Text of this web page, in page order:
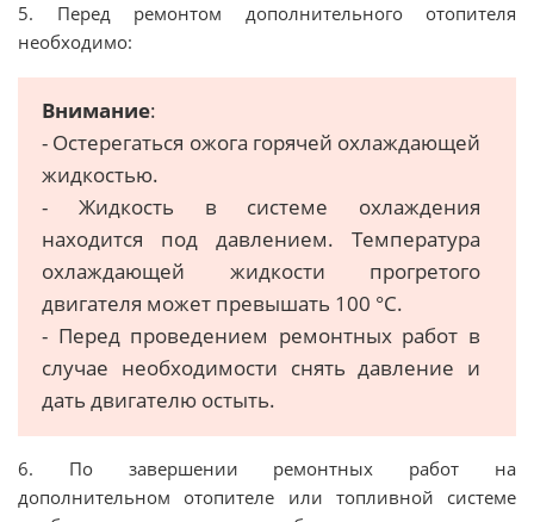
5. Перед ремонтом дополнительного отопителя
необходимо:
Внимание:
- Остерегаться ожога горячей охлаждающей
жидкостью.
- Жидкость в системе охлаждения
находится под давлением. Температура
охлаждающей жидкости прогретого
двигателя может превышать 100 °С.
- Перед проведением ремонтных работ в
случае необходимости снять давление и
дать двигателю остыть.
6. По завершении ремонтных работ на
дополнительном отопителе или топливной системе